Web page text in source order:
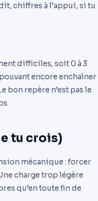
chiffres à l’appui, si tu
difficiles, soit 0 à 3
encore enchaîner
bon repère n’est pas le
tu crois)
mécanique : forcer
charge trop légère
qu’en toute fin de